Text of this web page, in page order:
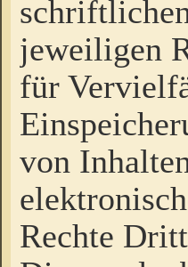
jeweiligen
für
von
Rechte